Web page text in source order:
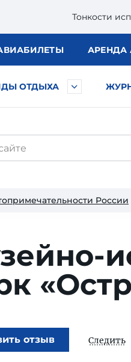
Тонкости
БИЛЕТЫ АРЕНДА
ОТДЫХА
России
отзыв Следить